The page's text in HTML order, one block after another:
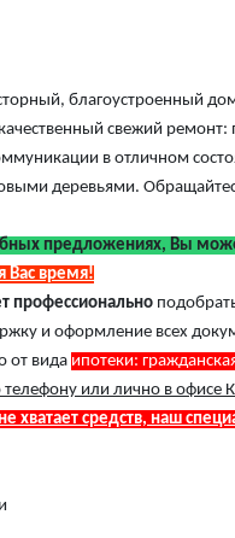
благоустроенный
свежий
в отличном
деревьями.
предложениях, Вы
Вас время!
профессионально
и оформление всех
от вида ипотеки:
или лично в офисе
хватает средств, наш